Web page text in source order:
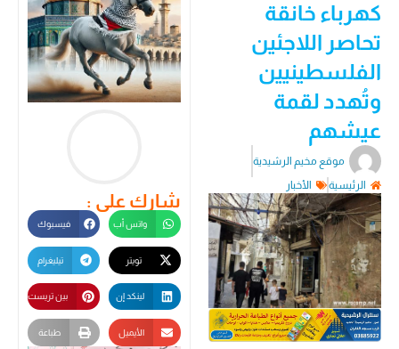
كهرباء خانقة
تحاصر اللاجئين
الفلسطينيين
وتُهدد لقمة
عيشهم
موقع مخيم الرشيدية
الرئيسية
الأخبار
شارك على :
واتس أب فيسبوك
تيليغرام
لينكد إن بين تريست
الأيميل طباعة